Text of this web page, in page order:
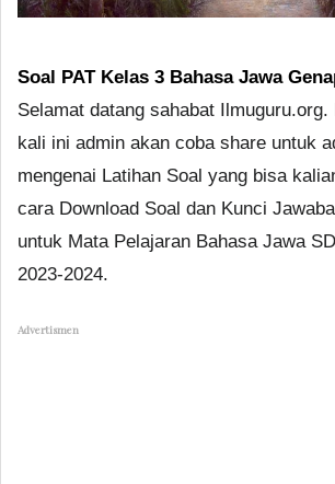
Soal PAT Kelas 3 Bahasa Jawa
Selamat datang sahabat
kali ini admin akan coba share untuk
mengenai Latihan Soal yang bisa
cara Download Soal dan Kunci
untuk Mata Pelajaran Bahasa Jawa
2023-2024.
Advertismen